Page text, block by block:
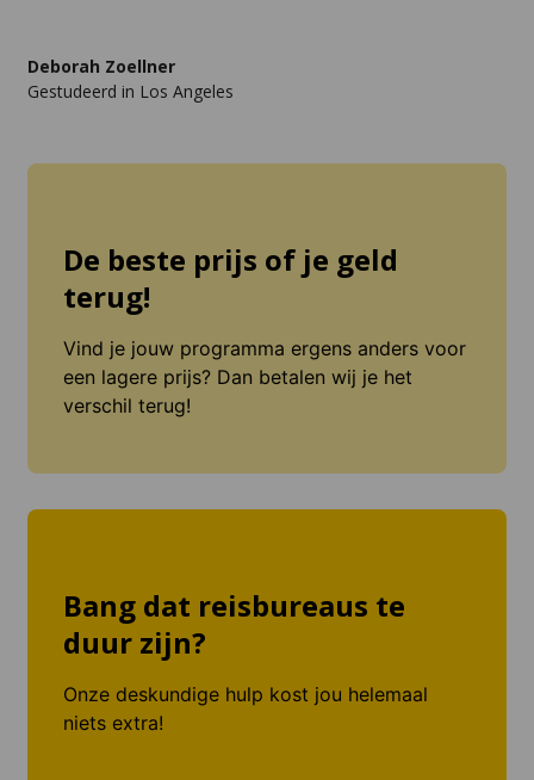
Deborah Zoellner
Gestudeerd in Los Angeles
De beste prijs of je geld
terug!
Vind je jouw programma ergens anders voor
een lagere prijs? Dan betalen wij je het
verschil terug!
Bang dat reisbureaus te
duur zijn?
Onze deskundige hulp kost jou helemaal
niets extra!